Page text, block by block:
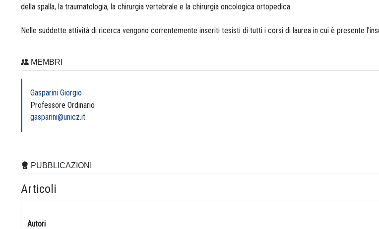
della spalla, la traumatologia, la chirurgia vertebrale e la chirurgia oncologica ortopedica.
Nelle suddette attività di ricerca vengono correntemente inseriti tesisti di tutti i corsi di laurea in cui è presente
MEMBRI
Gasparini Giorgio
Professore Ordinario
gasparini@unicz.it
PUBBLICAZIONI
Articoli
Autori